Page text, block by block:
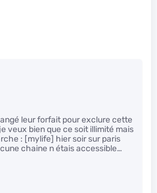
leur forfait pour exclure cette
veux bien que ce soit illimité mais
: [mylife] hier soir sur paris
chaine n étais accessible…